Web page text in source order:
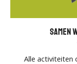
Samen
Alle activiteiten